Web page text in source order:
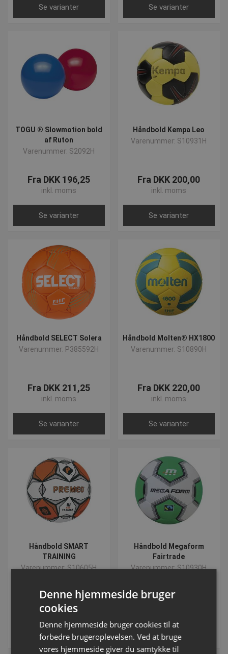
Se varianter Se varianter
TOGU ® Slowmotion bold
af Ruton
Varenummer: S2092H
Fra DKK 196,25
inkl. moms
Se varianter
Håndbold Kempa Leo
Varenummer: S10931H
Fra DKK 200,00
inkl. moms
Se varianter
Håndbold SELECT Solera
Varenummer: P385592H
Fra DKK 211,25
inkl. moms
Se varianter
Håndbold Molten® HX1800
Varenummer: S10890H
Fra DKK 220,00
inkl. moms
Se varianter
Håndbold SMART
TRAINING
Varenummer: S10605H
Fra DKK 243,75
inkl. moms
Se varianter
Håndbold Megaform
Fairtrade
Varenummer: S10930H
Fra DKK 253,13
Se varianter
Denne hjemmeside bruger
cookies
Denne hjemmeside bruger cookies til at
forbedre brugeroplevelsen. Ved at bruge
vores hjemmeside giver du samtykke til